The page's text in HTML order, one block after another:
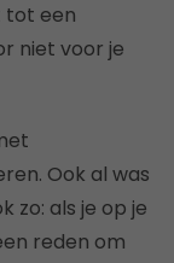
tot een
niet voor je
Ook al was
zo: als je op je
reden om